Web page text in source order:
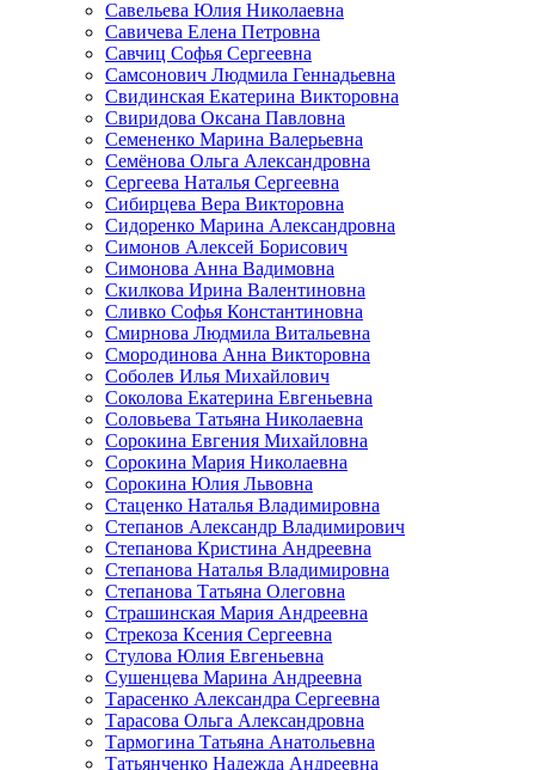
Савельева Юлия Николаевна
Савичева Елена Петровна
Савчиц Софья Сергеевна
Самсонович Людмила Геннадьевна
Свидинская Екатерина Викторовна
Свиридова Оксана Павловна
Семененко Марина Валерьевна
Семёнова Ольга Александровна
Сергеева Наталья Сергеевна
Сибирцева Вера Викторовна
Сидоренко Марина Александровна
Симонов Алексей Борисович
Симонова Анна Вадимовна
Скилкова Ирина Валентиновна
Сливко Софья Константиновна
Смирнова Людмила Витальевна
Смородинова Анна Викторовна
Соболев Илья Михайлович
Соколова Екатерина Евгеньевна
Соловьева Татьяна Николаевна
Сорокина Евгения Михайловна
Сорокина Мария Николаевна
Сорокина Юлия Львовна
Стаценко Наталья Владимировна
Степанов Александр Владимирович
Степанова Кристина Андреевна
Степанова Наталья Владимировна
Степанова Татьяна Олеговна
Страшинская Мария Андреевна
Стрекоза Ксения Сергеевна
Стулова Юлия Евгеньевна
Сушенцева Марина Андреевна
Тарасенко Александра Сергеевна
Тарасова Ольга Александровна
Тармогина Татьяна Анатольевна
Татьянченко Надежда Андреевна